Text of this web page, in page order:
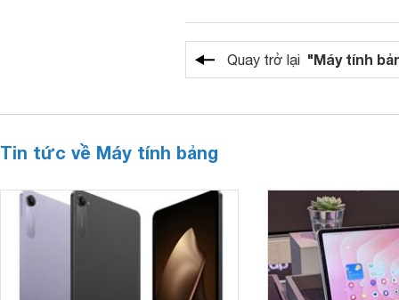
Quay trở lại "Máy tính
Tin tức về Máy tính bảng